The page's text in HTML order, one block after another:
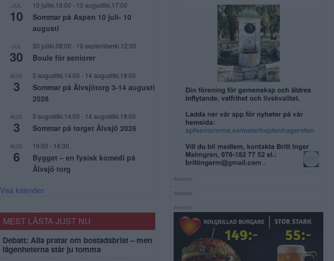
JUL
10
10 julikl.16:00 - 10 augustikl.17:00
Sommar på Aspen 10 juli- 10
augusti
JUL
30
30 julikl.08:00 - 10 septemberkl.12:00
Boule för seniorer
AUG
3
3 augustikl.14:00 - 14 augustikl.18:00
Sommar på Älvsjötorg 3-14 augusti
2026
AUG
3
3 augustikl.14:00 - 14 augustikl.18:00
Sommar på torget Älvsjö 2026
AUG
6
16:00 - 16:30
Bygget – en fysisk komedi på
Älvsjö torg
Visa kalender
MEST LÄSTA JUST NU
Debatt: Alla pratar om bostadsbrist – men
lägenheterna står ju tomma
Annons:
Annons:
Annons: